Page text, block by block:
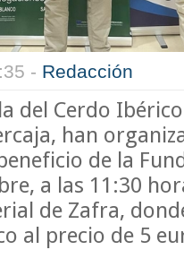
- Redacción
del Cerdo Ibérico
han
de la
a las 11:30
de Zafra,
al precio de 5